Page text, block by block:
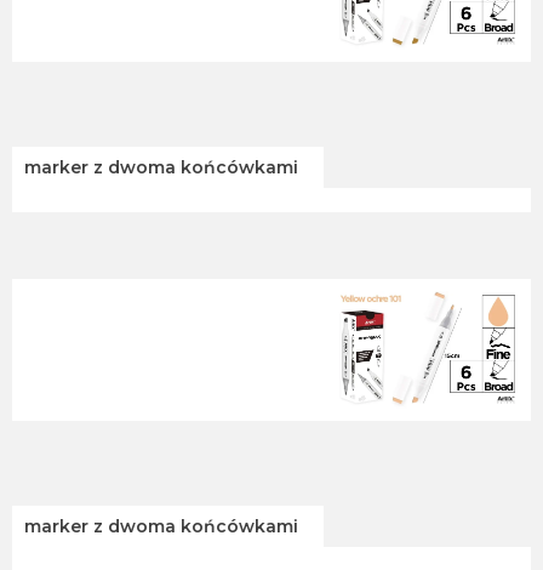
marker z dwoma końcówkami
marker z dwoma końcówkami